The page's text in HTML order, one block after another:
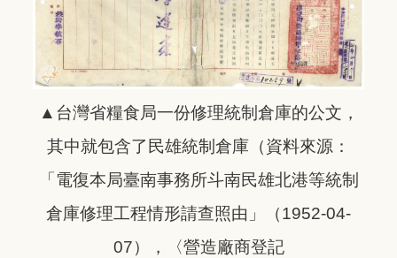
▲台灣省糧食局一份修理統制倉庫的公文，
其中就包含了民雄統制倉庫（資料來源：
「電復本局臺南事務所斗南民雄北港等統制
倉庫修理工程情形請查照由」（1952-04-
07），〈營造廠商登記